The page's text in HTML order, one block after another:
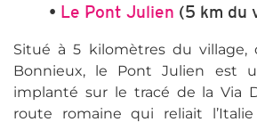
• Le Pont Julien (5 km du
Situé à 5 kilomètres du village,
Bonnieux, le Pont Julien est
implanté sur le tracé de la Via
route romaine qui reliait